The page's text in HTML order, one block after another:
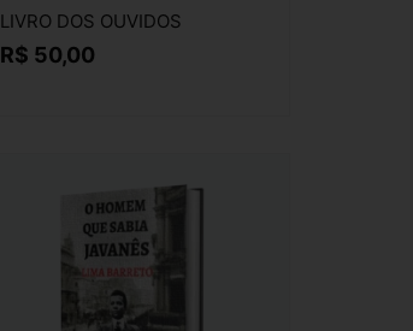
LIVRO DOS OUVIDOS
R$ 50,00